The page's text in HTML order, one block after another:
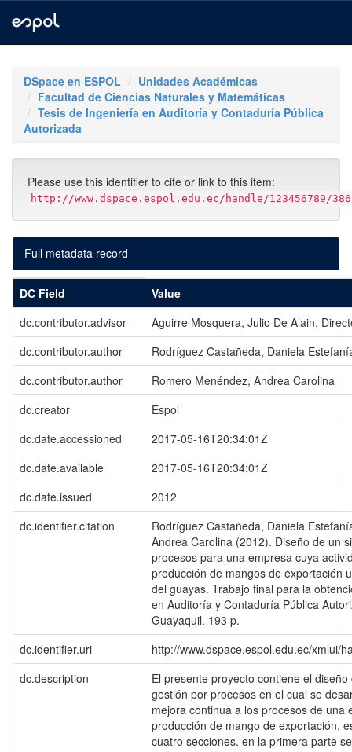
navigationDSpace en ESPOL
Unidades Académicas
Facultad de Ciencias Naturales y Matemáticas
Tesis de Ingeniería en Auditoría y Contaduría Pública
Autorizada
Please use this identifier to cite or link to this item:
http://www.dspace.espol.edu.ec/handle/123456789/
Full metadata record
DC Field
Value
dc.contributor.advisor
Aguirre Mosquera, Julio De Alain,
dc.contributor.author
Rodríguez Castañeda, Daniela
dc.contributor.author
Romero Menéndez, Andrea Carolina
dc.creator
Espol
dc.date.accessioned
2017-05-16T20:34:01Z
dc.date.available
2017-05-16T20:34:01Z
dc.date.issued
2012
dc.identifier.citation
Rodríguez Castañeda, Daniela
Andrea Carolina (2012). Diseño de un
procesos para una empresa cuya
producción de mangos de exportación
del guayas. Trabajo final para la
en Auditoría y Contaduría Pública
Guayaquil. 193 p.
dc.identifier.uri
http://www.dspace.espol.edu.ec/xmlui/
dc.description
El presente proyecto contiene el
gestión por procesos en el cual se
mejora continua a los procesos de una
producción de mango de exportación.
cuatro secciones. en la primera parte